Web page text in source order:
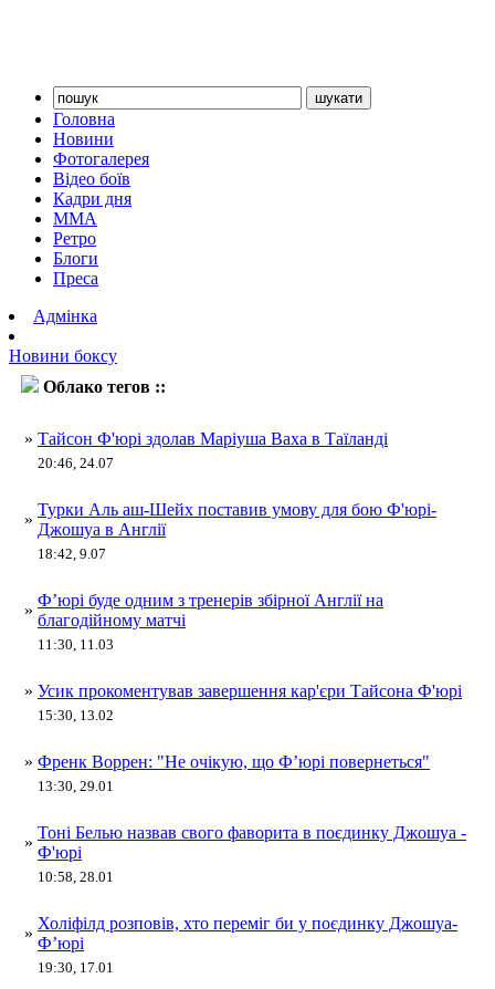
Головна
Новини
Фотогалерея
Відео боїв
Кадри дня
ММА
Ретро
Блоги
Преса
Адмінка
Новини боксу
Облако тегов ::
» Тайсон Ф'юрі здолав Маріуша Ваха в Таїланді
20:46, 24.07
»
Турки Аль аш-Шейх поставив умову для бою Ф'юрі-
Джошуа в Англії
18:42, 9.07
»
Фʼюрі буде одним з тренерів збірної Англії на
благодійному матчі
11:30, 11.03
» Усик прокоментував завершення кар'єри Тайсона Ф'юрі
15:30, 13.02
» Френк Воррен: "Не очікую, що Ф’юрі повернеться"
13:30, 29.01
»
Тоні Белью назвав свого фаворита в поєдинку Джошуа -
Ф'юрі
10:58, 28.01
»
Холіфілд розповів, хто переміг би у поєдинку Джошуа-
Ф’юрі
19:30, 17.01